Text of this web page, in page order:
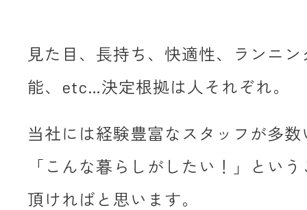
見た目、長持ち、快適性、ランニ
能、etc…決定根拠は人それぞれ。
当社には経験豊富なスタッフが多
「こんな暮らしがしたい！」とい
頂ければと思います。